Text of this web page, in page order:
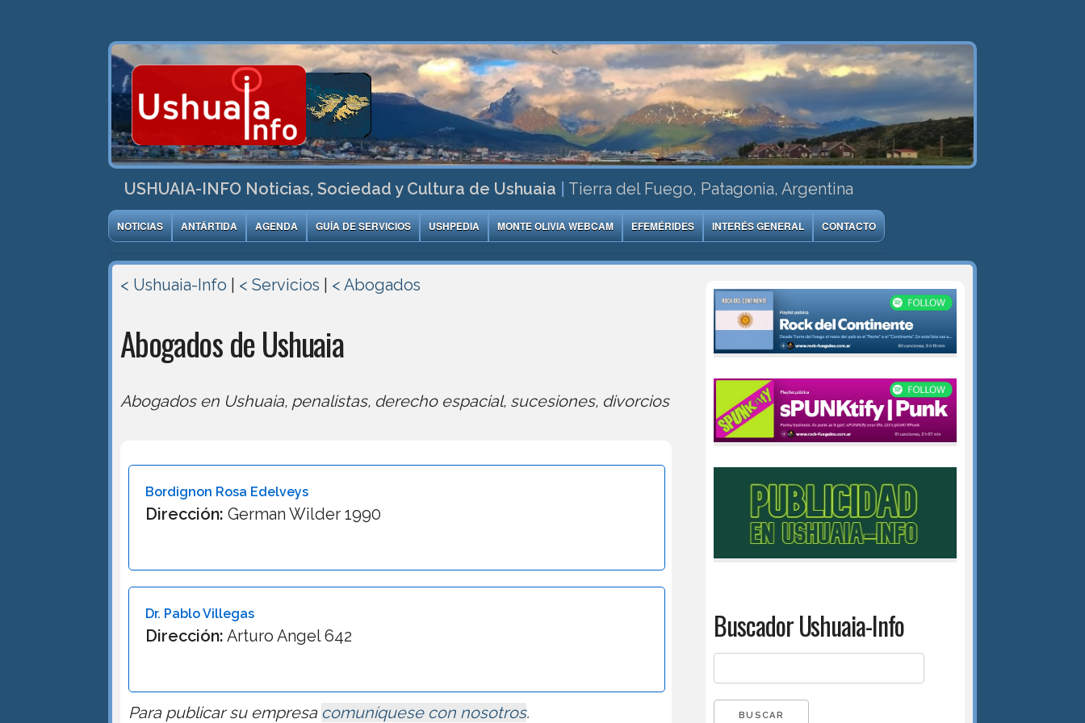
USHUAIA-INFO Noticias, Sociedad y Cultura de Ushuaia Tierra del Fuego, Patagonia, Argentina
NOTICIAS ANTÁRTIDA AGENDA GUÍA DE SERVICIOS USHPEDIA MONTE OLIVIA WEBCAM EFEMÉRIDES INTERÉS GENERAL CONTACTO
< Ushuaia-Info < Servicios < Abogados
Abogados de Ushuaia
Abogados en Ushuaia, penalistas, derecho espacial, sucesiones, divorcios
Bordignon Rosa Edelveys
Dirección: German Wilder 1990
Dr. Pablo Villegas
Dirección: Arturo Angel 642
Para publicar su empresa comuníquese con nosotros.
Buscador Ushuaia-Info